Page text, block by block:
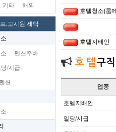
기타 해외
.고시원 세탁
펜션주바
당/시급
션
호텔청소(룸
호텔지배인
호 텔구
업종
호텔지배인
일당/시급